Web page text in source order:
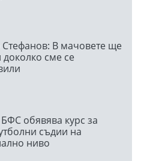
В мачовете ще
доколко сме се
обявява курс за
съдии на
ниво